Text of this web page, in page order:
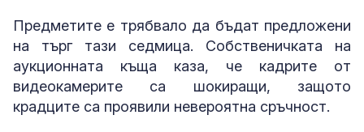
Предметите е трябвало да бъдат предложени
на търг тази седмица. Собственичката на
аукционната къща каза, че кадрите от
видеокамерите са шокиращи, защото
крадците са проявили невероятна сръчност.